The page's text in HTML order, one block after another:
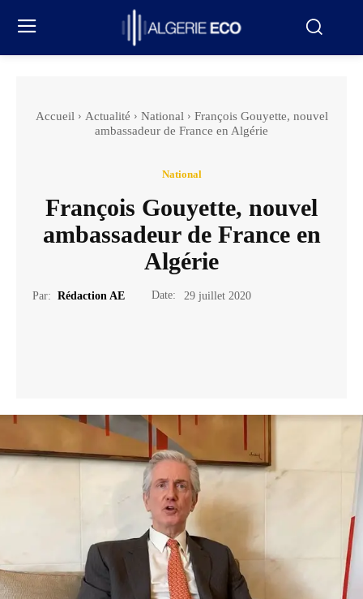
Accueil Actualité National
François Gouyette, nouvel
ambassadeur de France en Algérie
National
François Gouyette, nouvel
ambassadeur de France en
Algérie
Par: Rédaction AE Date: 29 juillet 2020